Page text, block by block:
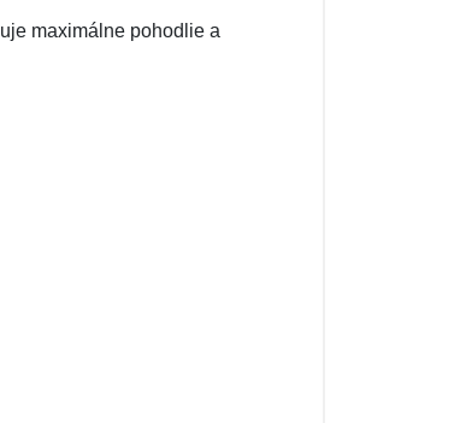
maximálne pohodlie a